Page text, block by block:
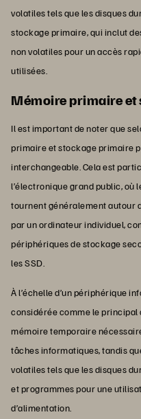
volatiles tels que les disques
stockage primaire, qui inclut
non volatiles pour un accès
utilisées.
Mémoire primaire
Il est important de noter que
primaire et stockage primaire
interchangeable. Cela est
l’électronique grand public, où
tournent généralement autour
par un ordinateur individuel,
périphériques de stockage
les SSD.
À l’échelle d’un périphérique
considérée comme le
mémoire temporaire
tâches informatiques, tandis
volatiles tels que les disques
et programmes pour une
d’alimentation.